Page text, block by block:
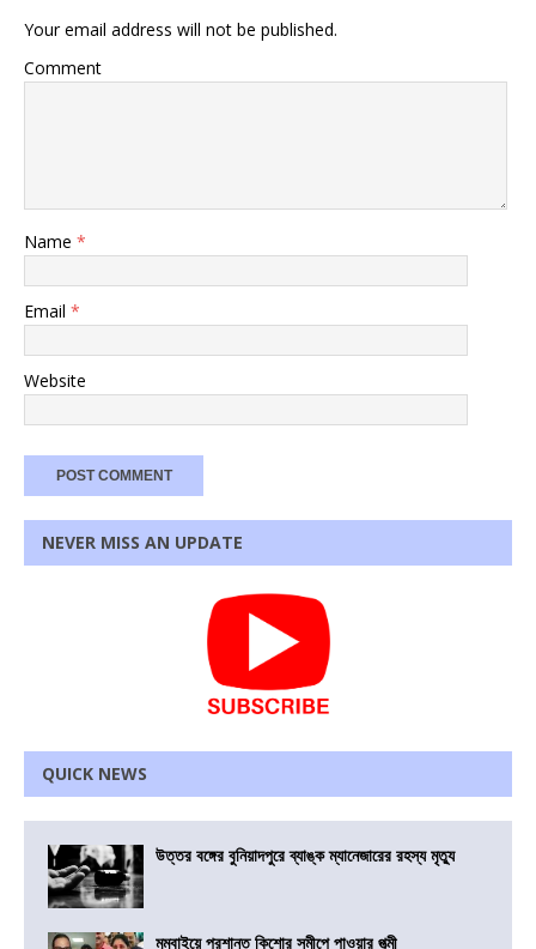
Your email address will not be published.
Comment
Name *
Email *
Website
NEVER MISS AN UPDATE
QUICK NEWS
উত্তর বঙ্গের বুনিয়াদপুরে ব্যাঙ্ক ম্যানেজারের রহস্য মৃত্যু
মুম্বাইয়ে প্রশান্ত কিশোর সমীপে পাওয়ার পত্মী